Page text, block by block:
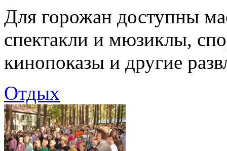
Для горожан доступны
спектакли и мюзиклы,
кинопоказы и другие
Отдых